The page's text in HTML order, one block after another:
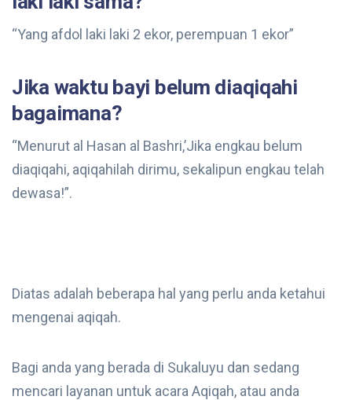
“Yang afdol laki laki 2 ekor, perempuan 1 ekor”
Jika waktu bayi belum diaqiqahi
bagaimana?
“Menurut al Hasan al Bashri,’Jika engkau belum
diaqiqahi, aqiqahilah dirimu, sekalipun engkau telah
dewasa!”.
Diatas adalah beberapa hal yang perlu anda ketahui
mengenai aqiqah.
Bagi anda yang berada di Sukaluyu dan sedang
mencari layanan untuk acara Aqiqah, atau anda